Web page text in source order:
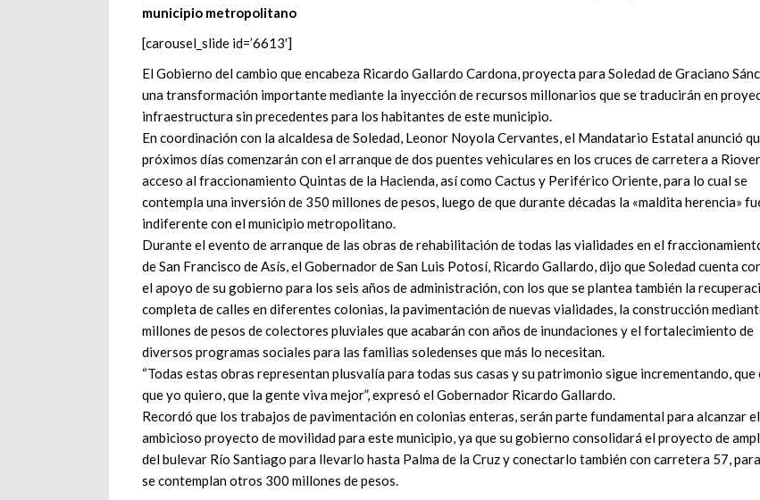
municipio metropolitano
[carousel_slide id=’6613′]
El Gobierno del cambio que encabeza Ricardo Gallardo Cardona, proyecta para Soledad de Graciano
una transformación importante mediante la inyección de recursos millonarios que se traducirán en
infraestructura sin precedentes para los habitantes de este municipio.
En coordinación con la alcaldesa de Soledad, Leonor Noyola Cervantes, el Mandatario Estatal anunció
próximos días comenzarán con el arranque de dos puentes vehiculares en los cruces de carretera a
acceso al fraccionamiento Quintas de la Hacienda, así como Cactus y Periférico Oriente, para lo cual se
contempla una inversión de 350 millones de pesos, luego de que durante décadas la «maldita herencia»
indiferente con el municipio metropolitano.
Durante el evento de arranque de las obras de rehabilitación de todas las vialidades en el
de San Francisco de Asís, el Gobernador de San Luis Potosí, Ricardo Gallardo, dijo que Soledad cuenta
el apoyo de su gobierno para los seis años de administración, con los que se plantea también la
completa de calles en diferentes colonias, la pavimentación de nuevas vialidades, la construcción
millones de pesos de colectores pluviales que acabarán con años de inundaciones y el fortalecimiento de
diversos programas sociales para las familias soledenses que más lo necesitan.
“Todas estas obras representan plusvalía para todas sus casas y su patrimonio sigue incrementando, que
que yo quiero, que la gente viva mejor”, expresó el Gobernador Ricardo Gallardo.
Recordó que los trabajos de pavimentación en colonias enteras, serán parte fundamental para alcanzar el
ambicioso proyecto de movilidad para este municipio, ya que su gobierno consolidará el proyecto de
del bulevar Río Santiago para llevarlo hasta Palma de la Cruz y conectarlo también con carretera 57,
se contemplan otros 300 millones de pesos.